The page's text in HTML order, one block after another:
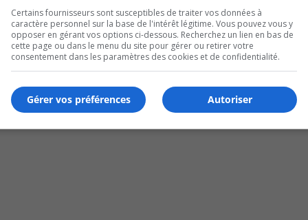
Certains fournisseurs sont susceptibles de traiter vos données à
caractère personnel sur la base de l'intérêt légitime. Vous pouvez vous y
opposer en gérant vos options ci-dessous. Recherchez un lien en bas de
cette page ou dans le menu du site pour gérer ou retirer votre
consentement dans les paramètres des cookies et de confidentialité.
Autoriser
Gérer vos préférences